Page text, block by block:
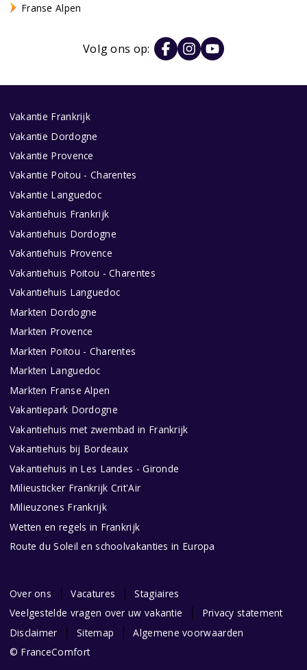
Franse Alpen
Volg ons op:
Vakantie Frankrijk
Vakantie Dordogne
Vakantie Provence
Vakantie Poitou - Charentes
Vakantie Languedoc
Vakantiehuis Frankrijk
Vakantiehuis Dordogne
Vakantiehuis Provence
Vakantiehuis Poitou - Charentes
Vakantiehuis Languedoc
Markten Dordogne
Markten Provence
Markten Poitou - Charentes
Markten Languedoc
Markten Franse Alpen
Vakantiepark Dordogne
Vakantiehuis met zwembad in Frankrijk
Vakantiehuis bij Bordeaux
Vakantiehuis in Les Landes - Gironde
Milieusticker Frankrijk Crit'Air
Milieuzones Frankrijk
Wetten en regels in Frankrijk
Route du Soleil en schoolvakanties in Europa
Over ons Vacatures
Stagiaires
Veelgestelde vragen over uw vakantie
Privacy statement
Disclaimer
Sitemap
Algemene voorwaarden
© FranceComfort